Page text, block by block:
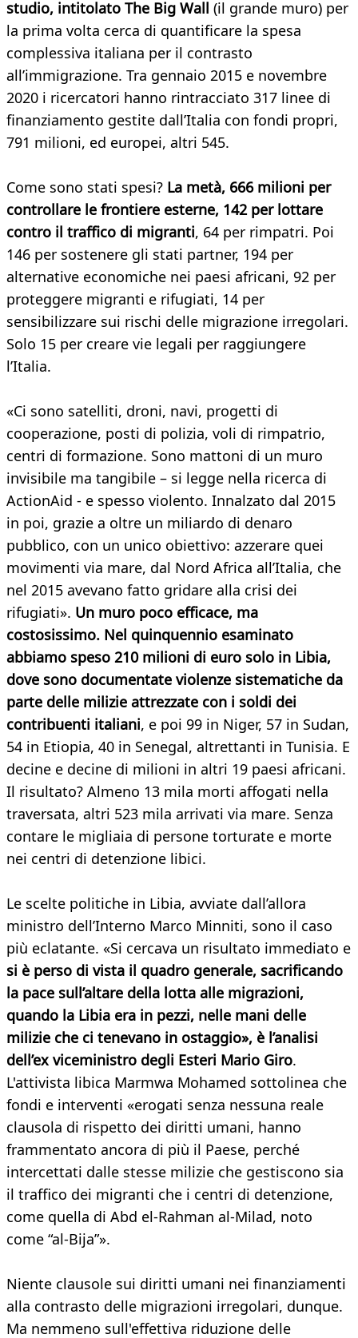
studio, intitolato The Big Wall (il grande muro) per
la prima volta cerca di quantificare la spesa
complessiva italiana per il contrasto
all’immigrazione. Tra gennaio 2015 e novembre
2020 i ricercatori hanno rintracciato 317 linee di
finanziamento gestite dall’Italia con fondi propri,
791 milioni, ed europei, altri 545.
Come sono stati spesi? La metà, 666 milioni per
controllare le frontiere esterne, 142 per lottare
contro il traffico di migranti, 64 per rimpatri. Poi
146 per sostenere gli stati partner, 194 per
alternative economiche nei paesi africani, 92 per
proteggere migranti e rifugiati, 14 per
sensibilizzare sui rischi delle migrazione irregolari.
Solo 15 per creare vie legali per raggiungere
l’Italia.
«Ci sono satelliti, droni, navi, progetti di
cooperazione, posti di polizia, voli di rimpatrio,
centri di formazione. Sono mattoni di un muro
invisibile ma tangibile – si legge nella ricerca di
ActionAid - e spesso violento. Innalzato dal 2015
in poi, grazie a oltre un miliardo di denaro
pubblico, con un unico obiettivo: azzerare quei
movimenti via mare, dal Nord Africa all’Italia, che
nel 2015 avevano fatto gridare alla crisi dei
rifugiati». Un muro poco efficace, ma
costosissimo. Nel quinquennio esaminato
abbiamo speso 210 milioni di euro solo in Libia,
dove sono documentate violenze sistematiche da
parte delle milizie attrezzate con i soldi dei
contribuenti italiani, e poi 99 in Niger, 57 in Sudan,
54 in Etiopia, 40 in Senegal, altrettanti in Tunisia. E
decine e decine di milioni in altri 19 paesi africani.
Il risultato? Almeno 13 mila morti affogati nella
traversata, altri 523 mila arrivati via mare. Senza
contare le migliaia di persone torturate e morte
nei centri di detenzione libici.
Le scelte politiche in Libia, avviate dall’allora
ministro dell’Interno Marco Minniti, sono il caso
più eclatante. «Si cercava un risultato immediato e
si è perso di vista il quadro generale, sacrificando
la pace sull’altare della lotta alle migrazioni,
quando la Libia era in pezzi, nelle mani delle
milizie che ci tenevano in ostaggio», è l’analisi
dell’ex viceministro degli Esteri Mario Giro.
L'attivista libica Marmwa Mohamed sottolinea che
fondi e interventi «erogati senza nessuna reale
clausola di rispetto dei diritti umani, hanno
frammentato ancora di più il Paese, perché
intercettati dalle stesse milizie che gestiscono sia
il traffico dei migranti che i centri di detenzione,
come quella di Abd el-Rahman al-Milad, noto
come “al-Bija”».
Niente clausole sui diritti umani nei finanziamenti
alla contrasto delle migrazioni irregolari, dunque.
Ma nemmeno sull'effettiva riduzione delle